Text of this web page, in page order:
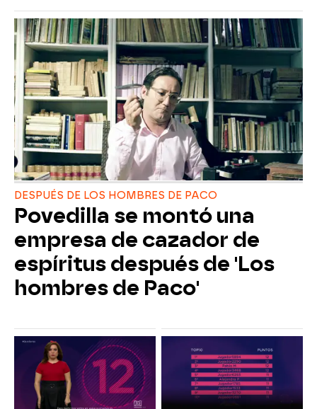
DESPUÉS DE LOS HOMBRES DE PACO
Povedilla se montó una
empresa de cazador de
espíritus después de 'Los
hombres de Paco'